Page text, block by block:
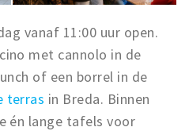
vanaf 11:00 uur open.
met cannolo in de
of een borrel in de
terras in Breda. Binnen
én lange tafels voor